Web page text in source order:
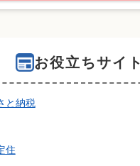
お役立ちサイト
と納税
住